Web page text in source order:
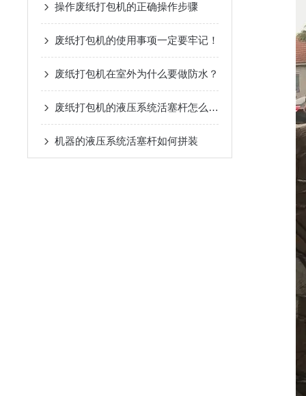
操作废纸打包机的正确操作步骤
废纸打包机的使用事项一定要牢记！
废纸打包机在室外为什么要做防水？
废纸打包机的液压系统活塞杆怎么拼装？
机器的液压系统活塞杆如何拼装